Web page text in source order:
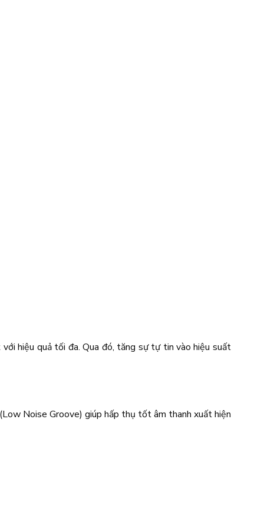
hiệu quả tối đa. Qua đó, tăng sự tự tin vào hiệu suất
Noise Groove) giúp hấp thụ tốt âm thanh xuất hiện